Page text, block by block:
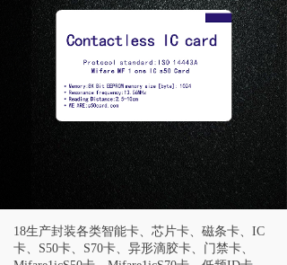
18生产封装各类智能卡、芯片卡、磁条卡、IC
卡、S50卡、S70卡、异形滴胶卡、门禁卡、